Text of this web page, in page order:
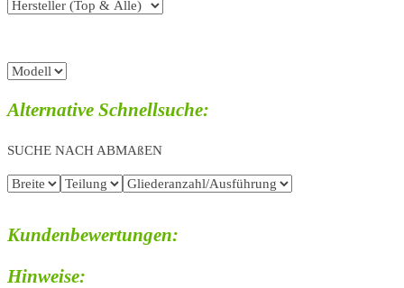
Alternative Schnellsuche:
SUCHE NACH ABMAßEN
Kundenbewertungen:
Hinweise: